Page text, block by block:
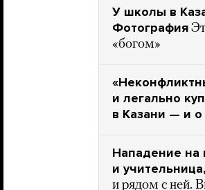
У школы в
Фотография
«богом»
и легально
в Казани — и
Нападение на
и
и рядом с ней.